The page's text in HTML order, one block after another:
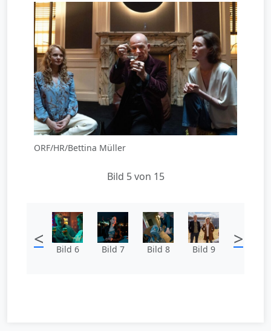
ORF/HR/Bettina Müller
Bild 5 von 15
< Bild 6 Bild 7 Bild 8 Bild 9 >